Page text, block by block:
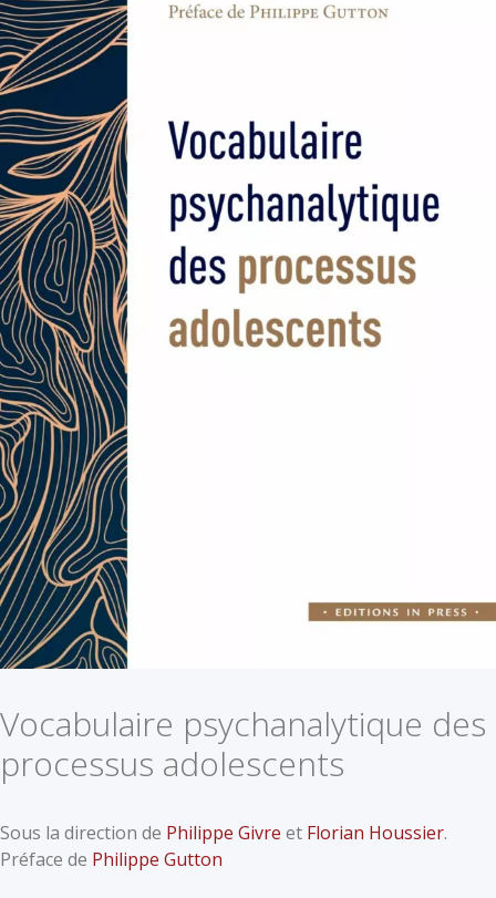
Vocabulaire psychanalytique des
processus adolescents
Sous la direction de Philippe Givre et Florian Houssier.
Préface de Philippe Gutton